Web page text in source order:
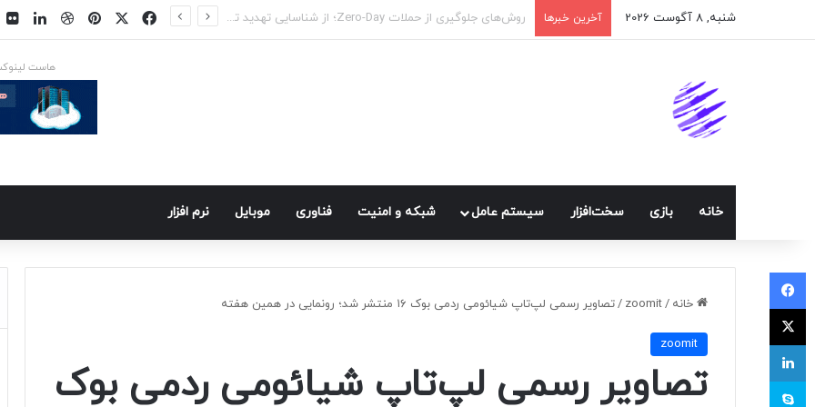
شنبه, 8 آگوست 2026 آخرین خبرها اپلیکیشن پیام‌رسان ایکس در راه است فیسبوک
ایکس پینتریستدریبببل
هاست
خانه بازی سخت‌افزار سيستم عامل شبكه و امنيت فناوری موبايل نرم افزار
خانه /
zoomit
/تصاویر رسمی لپ‌تاپ شیائومی ردمی بوک ۱۶ منتشر شد؛ رونمایی در همین هفته
zoomit
تصاویر رسمی لپ‌تاپ شیائومی ردمی بوک
فیسبوک